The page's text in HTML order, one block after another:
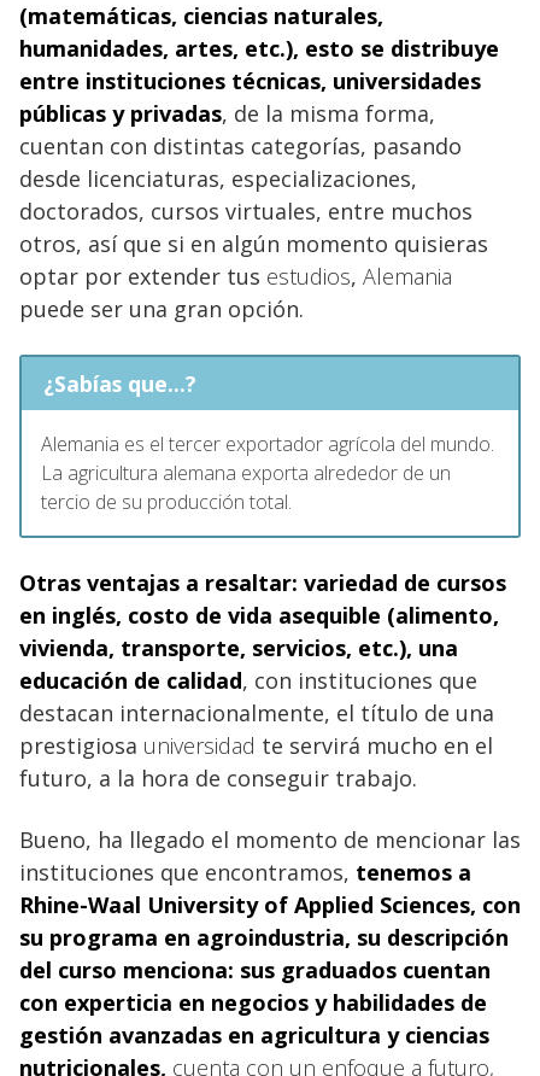
(matemáticas, ciencias naturales,
humanidades, artes, etc.), esto se distribuye
entre instituciones técnicas, universidades
públicas y privadas, de la misma forma,
cuentan con distintas categorías, pasando
desde licenciaturas, especializaciones,
doctorados, cursos virtuales, entre muchos
otros, así que si en algún momento quisieras
optar por extender tus estudios, Alemania
puede ser una gran opción.
¿Sabías que...?
Alemania es el tercer exportador agrícola del mundo.
La agricultura alemana exporta alrededor de un
tercio de su producción total.
Otras ventajas a resaltar: variedad de cursos
en inglés, costo de vida asequible (alimento,
vivienda, transporte, servicios, etc.), una
educación de calidad, con instituciones que
destacan internacionalmente, el título de una
prestigiosa universidad te servirá mucho en el
futuro, a la hora de conseguir trabajo.
Bueno, ha llegado el momento de mencionar las
instituciones que encontramos, tenemos a
Rhine-Waal University of Applied Sciences, con
su programa en agroindustria, su descripción
del curso menciona: sus graduados cuentan
con experticia en negocios y habilidades de
gestión avanzadas en agricultura y ciencias
nutricionales, cuenta con un enfoque a futuro,